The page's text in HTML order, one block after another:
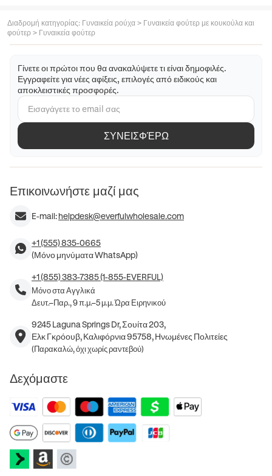
Διαδρομή κατηγορίας: Γυναικεία ρούχα > Γυναικεία φούτερ με κουκούλα και
φούτερ > Γυναικεία φούτερ
Γίνετε οι πρώτοι που θα ανακαλύψετε τι είναι δημοφιλές.
Εγγραφείτε για νέες αφίξεις, επιλογές από ειδικούς και
αποκλειστικές προσφορές.
ΣΥΝΕΙΣΦΈΡΩ
Επικοινωνήστε μαζί μας
E-mail:helpdesk@everfulwholesale.com
+1 (555) 835-0665
(Μόνο μηνύματα WhatsApp)
+1 (855) 383-7385 (1-855-EVERFUL)
Μόνο στα Αγγλικά
Δευτ.–Παρ., 9 π.μ.–5 μ.μ. Ώρα Ειρηνικού
9245 Laguna Springs Dr, Σουίτα 203,
Ελκ Γκρόουβ, Καλιφόρνια 95758, Ηνωμένες Πολιτείες
(Παρακαλώ, όχι χωρίς ραντεβού)
Δεχόμαστε